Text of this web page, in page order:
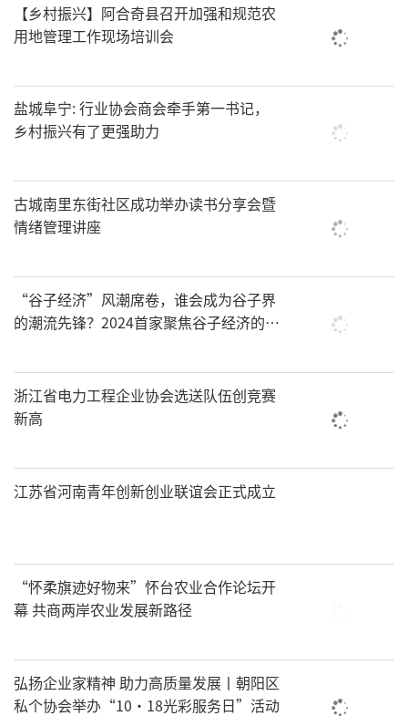
【乡村振兴】阿合奇县召开加强和规范农
用地管理工作现场培训会
盐城阜宁: 行业协会商会牵手第一书记，
乡村振兴有了更强助力
古城南里东街社区成功举办读书分享会暨
情绪管理讲座
“谷子经济”风潮席卷，谁会成为谷子界
的潮流先锋？2024首家聚焦谷子经济的评
浙江省电力工程企业协会选送队伍创竞赛
新高
江苏省河南青年创新创业联谊会正式成立
“怀柔旗迹好物来”怀台农业合作论坛开
幕 共商两岸农业发展新路径
弘扬企业家精神 助力高质量发展丨朝阳区
私个协会举办“10·18光彩服务日”活动